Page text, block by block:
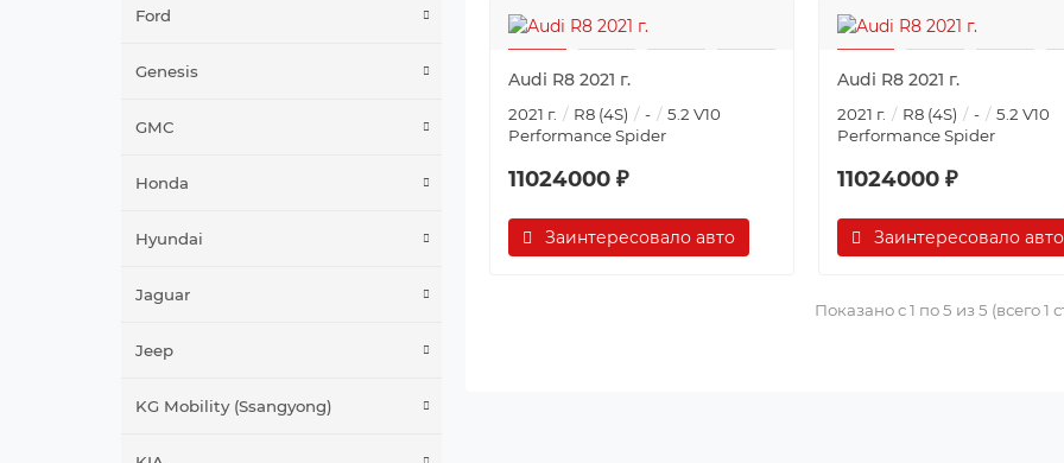
Ford
Genesis
GMC
Honda
Hyundai
Jaguar
Jeep
KG Mobility (Ssangyong)
Audi R8 2021 г.
2021 г. R8 (4S) -
5.2 V10
Performance Spider
11024000 ₽
Заинтересовало авто
Audi R8 2021 г.
2021 г. R8 (4S) -
5.2 V10
Performance Spider
11024000 ₽
Заинтересовало авто
Показано с 1 по 5 из 5 (всего 1